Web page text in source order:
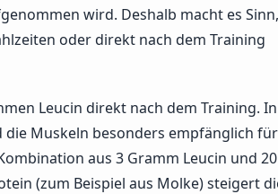
wird. Deshalb macht es Sinn,
oder direkt nach dem Training
Leucin direkt nach dem Training. In
die Muskeln besonders empfänglich für
aus 3 Gramm Leucin und 20
(zum Beispiel aus Molke) steigert